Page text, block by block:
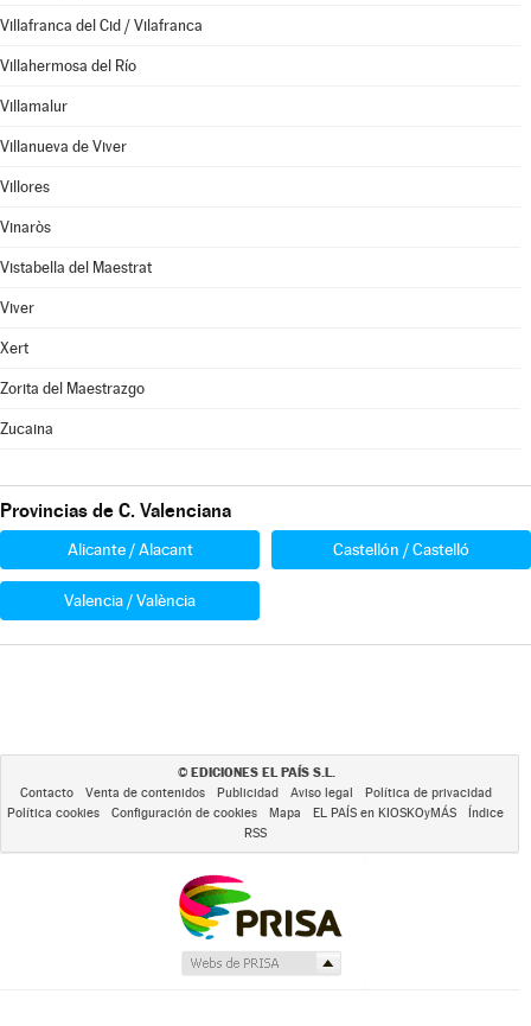
Villafranca del Cid / Vilafranca
Villahermosa del Río
Villamalur
Villanueva de Viver
Villores
Vinaròs
Vistabella del Maestrat
Viver
Xert
Zorita del Maestrazgo
Zucaina
Provincias de C. Valenciana
Alicante / Alacant Castellón / Castelló
Valencia / València
© EDICIONES EL PAÍS S.L.
Contacto Venta de contenidos Publicidad Aviso legal
Política de privacidad
Política cookies
Configuración de cookies Mapa EL PAÍS en KIOSKOyMÁS
Índice
RSS